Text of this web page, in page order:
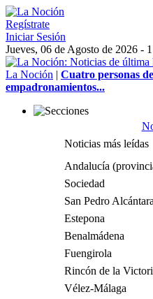
Regístrate
Iniciar Sesión
Jueves, 06 de Agosto de 2026 -
La Noción | Cuatro personas
empadronamientos...
Noticias más leídas
Andalucía
Sociedad
San Pedro Alcántara
Estepona
Benalmádena
Fuengirola
Rincón de la
Vélez-Málaga